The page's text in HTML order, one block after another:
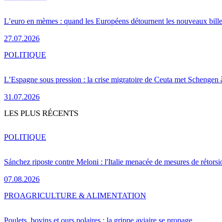
L’euro en mèmes : quand les Européens détournent les nouveaux
27.07.2026
L’Espagne sous pression : la crise migratoire de Ceuta met Schengen
31.07.2026
POLITIQUE
LES PLUS RÉCENTS
Sánchez riposte contre Meloni : l'Italie menacée de mesures de
07.08.2026
POLITIQUE
Poulets, bovins et ours polaires : la grippe aviaire se propage
PROAGRICULTURE & ALIMENTATION